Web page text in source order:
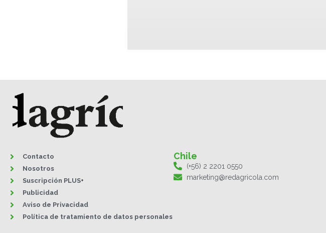
Contacto
Nosotros
Suscripción PLUS+
Publicidad
Aviso de Privacidad
Política de tratamiento de datos personales
Chile
(+56) 2 2201 0550
marketing@redagricola.com